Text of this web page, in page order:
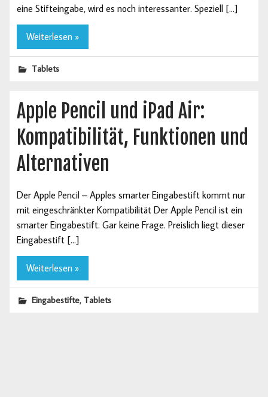
eine Stifteingabe, wird es noch interessanter. Speziell […]
Weiterlesen »
Tablets
Apple Pencil und iPad Air:
Kompatibilität, Funktionen und
Alternativen
Der Apple Pencil – Apples smarter Eingabestift kommt nur
mit eingeschränkter Kompatibilität Der Apple Pencil ist ein
smarter Eingabestift. Gar keine Frage. Preislich liegt dieser
Eingabestift […]
Weiterlesen »
Eingabestifte, Tablets